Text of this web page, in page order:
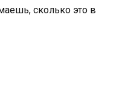
сколько это в